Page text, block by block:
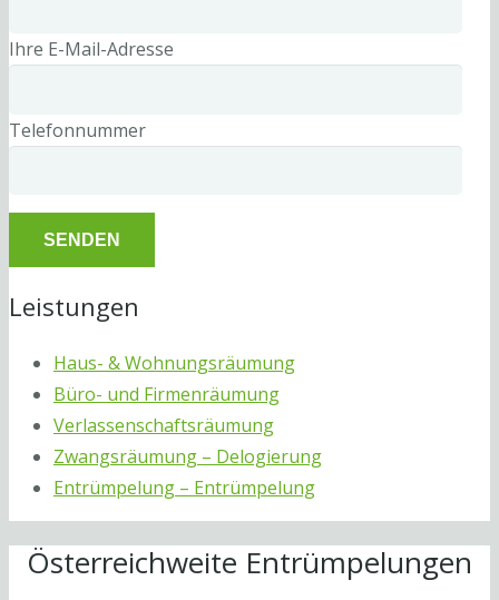
Ihre E-Mail-Adresse
Telefonnummer
Leistungen
Haus- & Wohnungsräumung
Büro- und Firmenräumung
Verlassenschaftsräumung
Zwangsräumung – Delogierung
Entrümpelung – Entrümpelung
Österreichweite Entrümpelungen